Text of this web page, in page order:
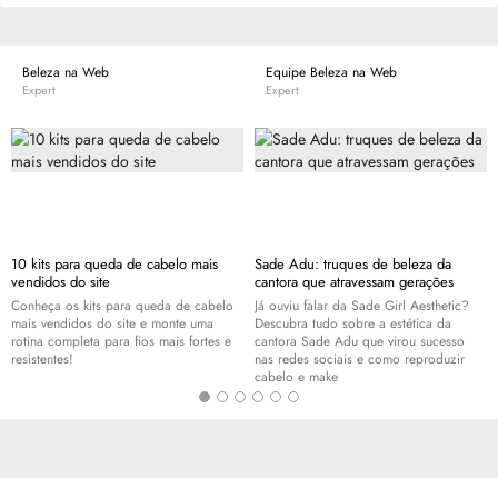
Beleza na Web
Expert
10 kits para queda de cabelo mais
vendidos do site
Conheça os kits para queda de cabelo
mais vendidos do site e monte uma
rotina completa para fios mais fortes e
resistentes!
Equipe Beleza na Web
Expert
Sade Adu: truques de beleza da
cantora que atravessam gerações
Já ouviu falar da Sade Girl Aesthetic?
Descubra tudo sobre a estética da
cantora Sade Adu que virou sucesso
nas redes sociais e como reproduzir
cabelo e make